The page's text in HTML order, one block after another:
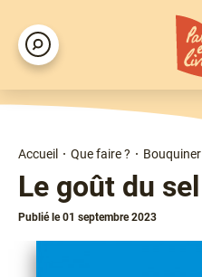
Aller
au
contenu
principal
Rechercher
d'Ariane
Accueil Que faire ? Bouquiner
Le goût du sel
Publié le 01 septembre 2023